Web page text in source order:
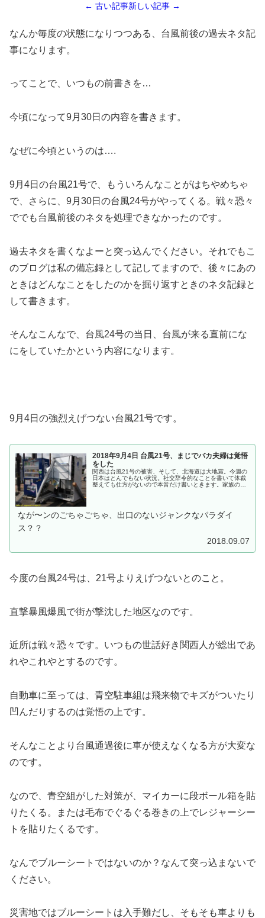
← 古い記事新しい記事 →
なんか毎度の状態になりつつある、台風前後の過去ネタ記
事になります。
ってことで、いつもの前書きを…
今頃になって9月30日の内容を書きます。
なぜに今頃というのは….
9月4日の台風21号で、もういろんなことがはちやめちゃ
で、さらに、9月30日の台風24号がやってくる。戦々恐々
ででも台風前後のネタを処理できなかったのです。
過去ネタを書くなよーと突っ込んでください。それでもこ
のブログは私の備忘録として記してますので、後々にあの
ときはどんなことをしたのかを掘り返すときのネタ記録と
して書きます。
そんなこんなで、台風24号の当日、台風が来る直前にな
にをしていたかという内容になります。
9月4日の強烈えげつない台風21号です。
2018年9月4日 台風21号、まじでバカ夫婦は覚悟
をした
関西は台風21号の被害、そして、北海道は大地震。今週の
日本はとんでもない状況。社交辞令的なことを書いて体裁
整えても仕方がないので本音だけ書いときます。家族のた
ブ...
なが〜ンのごちゃごちゃ、出口のないジャンクなパラダイ
ス？？
2018.09.07
今度の台風24号は、21号よりえげつないとのこと。
直撃暴風爆風で街が撃沈した地区なのです。
近所は戦々恐々です。いつもの世話好き関西人が総出であ
れやこれやとするのです。
自動車に至っては、青空駐車組は飛来物でキズがついたり
凹んだりするのは覚悟の上です。
そんなことより台風通過後に車が使えなくなる方が大変な
のです。
なので、青空組がした対策が、マイカーに段ボール箱を貼
りたくる。または毛布でぐるぐる巻きの上でレジャーシー
トを貼りたくるです。
なんでブルーシートではないのか？なんて突っ込まないで
ください。
災害地ではブルーシートは入手難だし、そもそも車よりも